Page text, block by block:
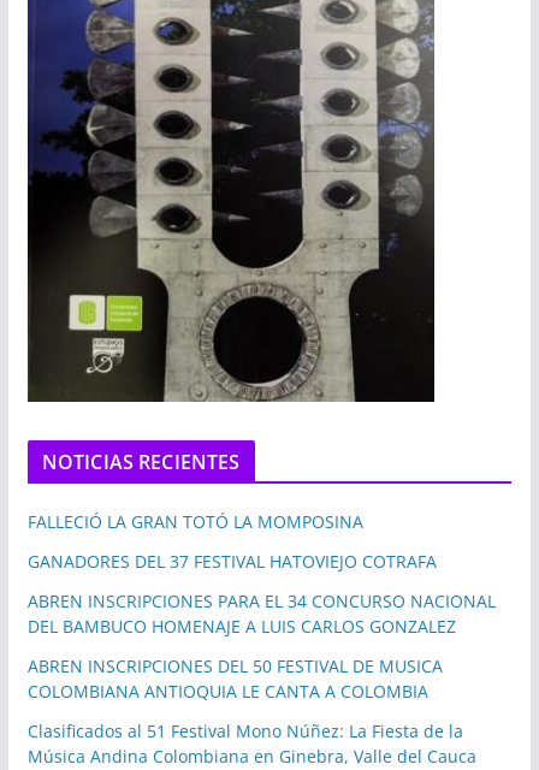
NOTICIAS RECIENTES
FALLECIÓ LA GRAN TOTÓ LA MOMPOSINA
GANADORES DEL 37 FESTIVAL HATOVIEJO COTRAFA
ABREN INSCRIPCIONES PARA EL 34 CONCURSO NACIONAL
DEL BAMBUCO HOMENAJE A LUIS CARLOS GONZALEZ
ABREN INSCRIPCIONES DEL 50 FESTIVAL DE MUSICA
COLOMBIANA ANTIOQUIA LE CANTA A COLOMBIA
Clasificados al 51 Festival Mono Núñez: La Fiesta de la
Música Andina Colombiana en Ginebra, Valle del Cauca